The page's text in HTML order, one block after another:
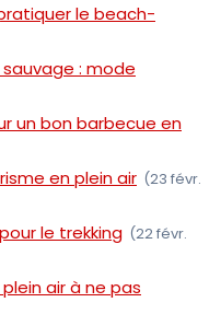
le beach-
: mode
un bon barbecue en
en plein air (23 févr.
le trekking (22 févr.
air à ne pas